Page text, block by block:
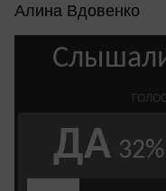
Алина Вдовенко